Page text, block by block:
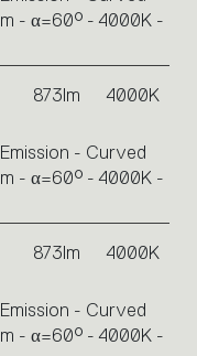
- α=60° - 4000K -
873lm 4000K
- Curved
- α=60° - 4000K -
873lm 4000K
- Curved
- α=60° - 4000K -